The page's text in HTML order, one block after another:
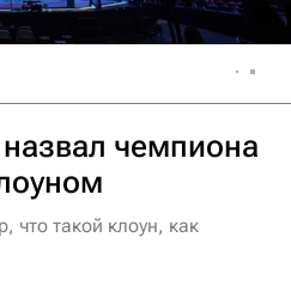
чемпиона
что такой клоун, как